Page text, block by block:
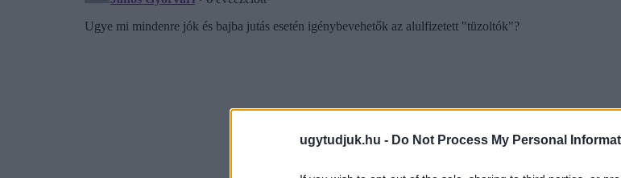
ugytudjuk.hu - Do Not Process My Personal